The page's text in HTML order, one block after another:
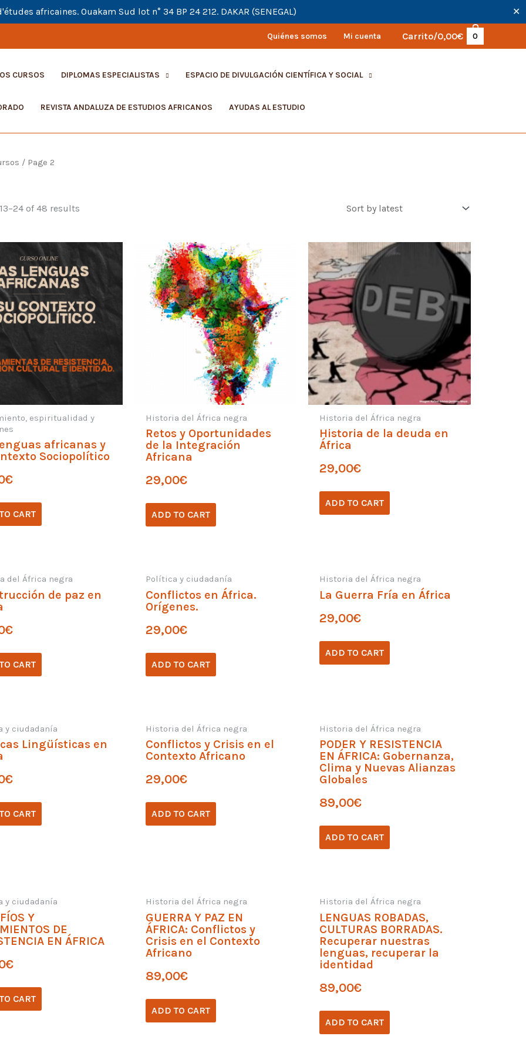
africaines. Ouakam Sud lot n° 34 BP 24 212. DAKAR (SENEGAL)
✕
Quiénes somos Mi cuenta Carrito/0,00€ 0
CURSOS DIPLOMAS ESPECIALISTAS ESPACIO DE DIVULGACIÓN CIENTÍFICA Y SOCIAL
REVISTA ANDALUZA DE ESTUDIOS AFRICANOS AYUDAS AL ESTUDIO
/ Page 2
of 48 results
espiritualidad y
africanas y
Sociopolítico
€
CART
Historia del África negra
Retos y Oportunidades
de la Integración
Africana
29,00€
ADD TO CART
Historia del África negra
Historia de la deuda en
África
29,00€
ADD TO CART
del África negra
de paz en
€
CART
Política y ciudadanía
Conflictos en África.
Orígenes.
29,00€
ADD TO CART
Historia del África negra
La Guerra Fría en África
29,00€
ADD TO CART
y ciudadanía
Lingüísticas en
€
CART
Historia del África negra
Conflictos y Crisis en el
Contexto Africano
29,00€
ADD TO CART
Historia del África negra
PODER Y RESISTENCIA
EN ÁFRICA: Gobernanza,
Clima y Nuevas Alianzas
Globales
89,00€
ADD TO CART
y ciudadanía
Y
DE
EN ÁFRICA
€
CART
Historia del África negra
GUERRA Y PAZ EN
ÁFRICA: Conflictos y
Crisis en el Contexto
Africano
89,00€
ADD TO CART
Historia del África negra
LENGUAS ROBADAS,
CULTURAS BORRADAS.
Recuperar nuestras
lenguas, recuperar la
identidad
89,00€
ADD TO CART